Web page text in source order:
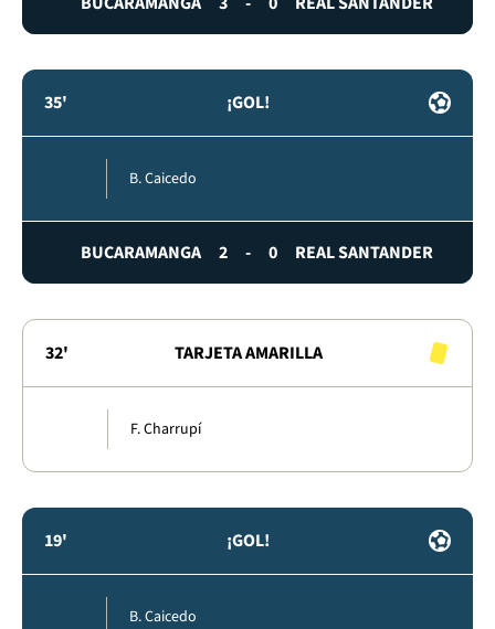
35' ¡GOL!
B. Caicedo
BUCARAMANGA 2 - 0 REAL SANTANDER
32' TARJETA AMARILLA
F. Charrupí
19' ¡GOL!
B. Caicedo